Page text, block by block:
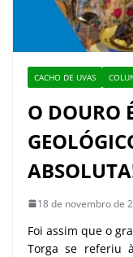
CACHO DE UVAS
O DOURO
18 de novembro de
Foi assim que o
Torga se referiu